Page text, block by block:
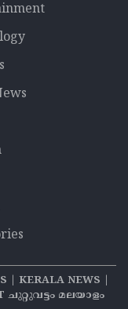
| KERALA NEWS |
ചുറ്റുവട്ടം മലയാളം